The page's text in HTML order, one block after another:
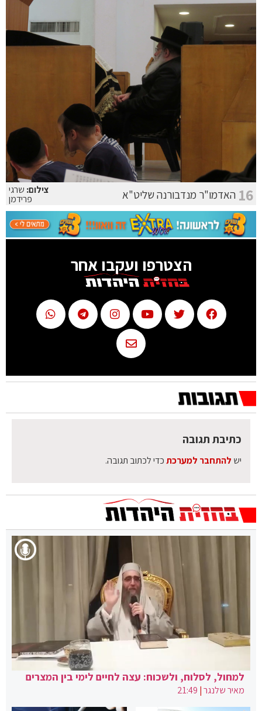
16 האדמו"ר מנדבורנה שליט"א צילום: שרגי
פרידמן
הצטרפו ועקבו אחר
כתיבת תגובה
יש להתחבר למערכתכדי לכתוב תגובה.
למחול, לסלוח, ולשכוח: עצה לחיים לימי בין המצרים
מאיר שלנגר|
21:49